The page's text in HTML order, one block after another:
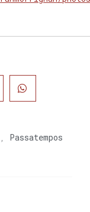
, Passatempos